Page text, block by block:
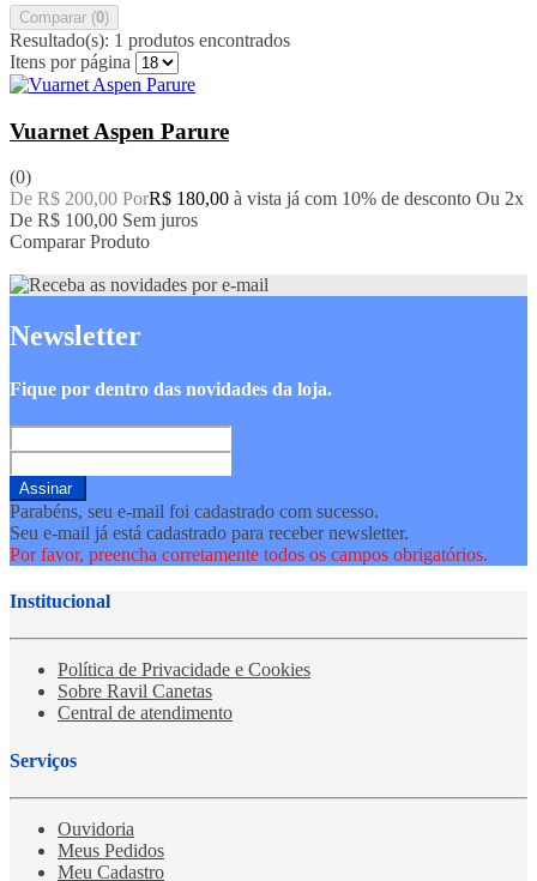
Comparar (0)
Resultado(s): 1 produtos encontrados
Itens por página
Vuarnet Aspen Parure
(0)
De R$ 200,00 PorR$ 180,00 à vista já com 10% de desconto Ou 2x
De R$ 100,00 Sem juros
Comparar Produto
Newsletter
Fique por dentro das novidades da loja.
Assinar
Parabéns, seu e-mail foi cadastrado com sucesso.
Seu e-mail já está cadastrado para receber newsletter.
Por favor, preencha corretamente todos os campos obrigatórios.
Institucional
Política de Privacidade e Cookies
Sobre Ravil Canetas
Central de atendimento
Serviços
Ouvidoria
Meus Pedidos
Meu Cadastro